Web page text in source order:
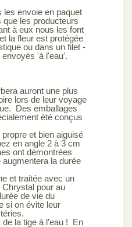
les envoie en paquet
que les producteurs
à eux nous les font
la fleur est protégée
ou dans un filet -
'à l'eau'.
auront une plus
lors de leur voyage
Des emballages
été conçus
propre et bien aiguisé
en angle 2 à 3 cm
ont démontrées
augmentera la durée
et traitée avec un
Chrystal pour au
de vie du
si on évite leur
la tige à l’eau ! En